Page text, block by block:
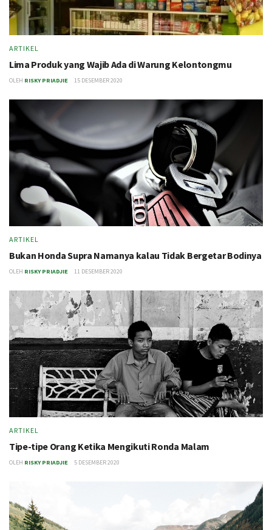
ARTIKEL
Lima Produk yang Wajib Ada di Warung Kelontongmu
OLEH RISKY PRIADJIE 15 DESEMBER 2020
ARTIKEL
Bukan Honda Supra Namanya kalau Tidak Bergetar Bodinya
OLEH RISKY PRIADJIE 11 DESEMBER 2020
ARTIKEL
Tipe-tipe Orang Ketika Mengikuti Ronda Malam
OLEH RISKY PRIADJIE 5 DESEMBER 2020